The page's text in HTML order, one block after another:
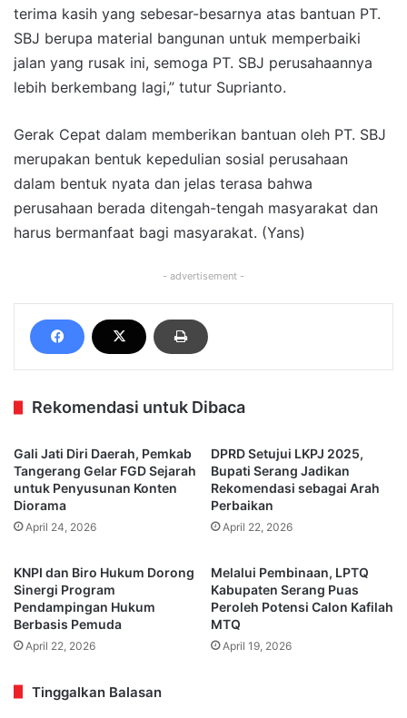
terima kasih yang sebesar-besarnya atas bantuan PT.
SBJ berupa material bangunan untuk memperbaiki
jalan yang rusak ini, semoga PT. SBJ perusahaannya
lebih berkembang lagi,” tutur Suprianto.
Gerak Cepat dalam memberikan bantuan oleh PT. SBJ
merupakan bentuk kepedulian sosial perusahaan
dalam bentuk nyata dan jelas terasa bahwa
perusahaan berada ditengah-tengah masyarakat dan
harus bermanfaat bagi masyarakat. (Yans)
- advertisement -
Rekomendasi untuk Dibaca
Gali Jati Diri Daerah, Pemkab
Tangerang Gelar FGD Sejarah
untuk Penyusunan Konten
Diorama
April 24, 2026
DPRD Setujui LKPJ 2025,
Bupati Serang Jadikan
Rekomendasi sebagai Arah
Perbaikan
April 22, 2026
KNPI dan Biro Hukum Dorong
Sinergi Program
Pendampingan Hukum
Berbasis Pemuda
April 22, 2026
Melalui Pembinaan, LPTQ
Kabupaten Serang Puas
Peroleh Potensi Calon Kafilah
MTQ
April 19, 2026
Tinggalkan Balasan